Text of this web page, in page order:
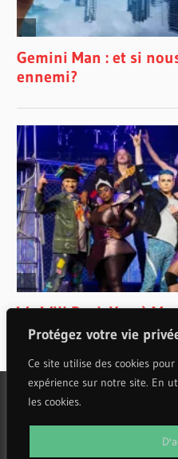
Protégez votre vie
Ce site utilise des cookies
expérience sur notre site. En
les cookies.
WordPress Theme: